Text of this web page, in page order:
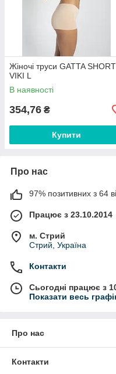
Жіночі труси GATTA SHORT
VIKI L
В наявності
354,76 ₴
Купити
Про нас
97% позитивних з 64
Працює з 23.10.2014
м. Стрий
Стрий, Україна
Контакти
Сьогодні працює з
Показати весь
Про нас
Контакти